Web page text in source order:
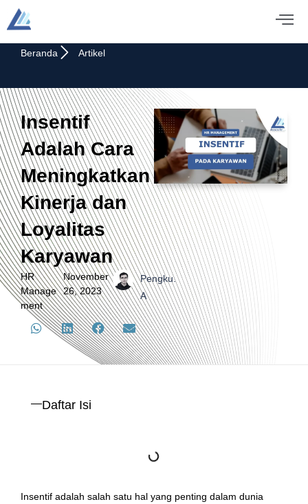
Beranda Artikel
Insentif
Adalah Cara
Meningkatkan
Kinerja dan
Loyalitas
Karyawan
HR
Manage
ment
November
26, 2023
Pengku.
A
Daftar Isi
Insentif adalah salah satu hal yang penting dalam dunia